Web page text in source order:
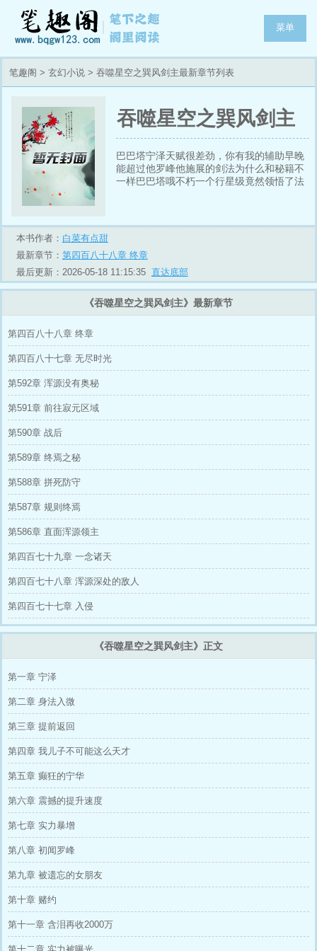
菜单
笔趣阁 > 玄幻小说 > 吞噬星空之巽风剑主最新章节列表
吞噬星空之巽风剑主
巴巴塔宁泽天赋很差劲，你有我的辅助早晚
能超过他罗峰他施展的剑法为什么和秘籍不
一样巴巴塔哦不朽一个行星级竟然领悟了法
使用过，若你接得住，我认输剑光闪过，时
空断绝看着倒下的
本书作者： 白菜有点甜
最新章节： 第四百八十八章 终章
最后更新：2026-05-18 11:15:35 直达底部
《吞噬星空之巽风剑主》最新章节
第四百八十八章 终章
第四百八十七章 无尽时光
第592章 浑源没有奥秘
第591章 前往寂元区域
第590章 战后
第589章 终焉之秘
第588章 拼死防守
第587章 规则终焉
第586章 直面浑源领主
第四百七十九章 一念诸天
第四百七十八章 浑源深处的敌人
第四百七十七章 入侵
《吞噬星空之巽风剑主》正文
第一章 宁泽
第二章 身法入微
第三章 提前返回
第四章 我儿子不可能这么天才
第五章 癫狂的宁华
第六章 震撼的提升速度
第七章 实力暴增
第八章 初闻罗峰
第九章 被遗忘的女朋友
第十章 赌约
第十一章 含泪再收2000万